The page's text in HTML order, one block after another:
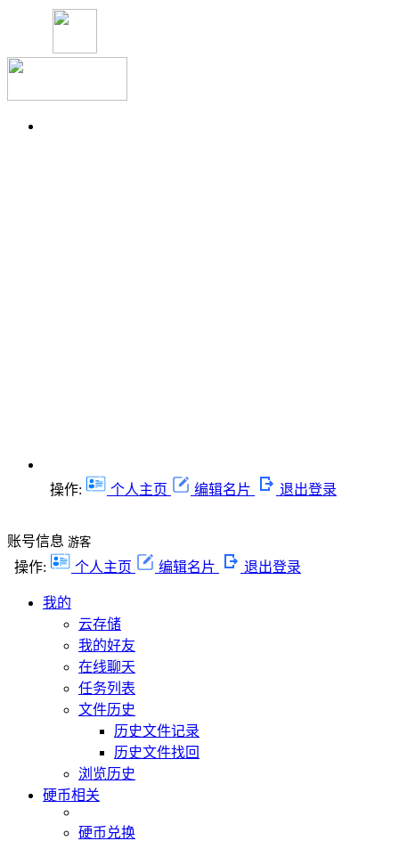
操作: 个人主页 编辑名片 退出登录
账号信息 游客
操作: 个人主页 编辑名片 退出登录
我的
云存储
我的好友
在线聊天
任务列表
文件历史
历史文件记录
历史文件找回
浏览历史
硬币相关
硬币兑换